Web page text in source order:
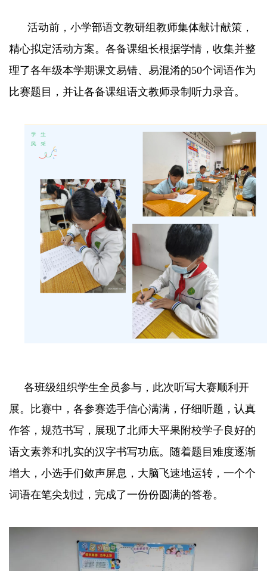
活动前，小学部语文教研组教师集体献计献策，
精心拟定活动方案。各备课组长根据学情，收集并整
理了各年级本学期课文易错、易混淆的50个词语作为
比赛题目，并让各备课组语文教师录制听力录音。
各班级组织学生全员参与，此次听写大赛顺利开
展。比赛中，各参赛选手信心满满，仔细听题，认真
作答，规范书写，展现了北师大平果附校学子良好的
语文素养和扎实的汉字书写功底。随着题目难度逐渐
增大，小选手们敛声屏息，大脑飞速地运转，一个个
词语在笔尖划过，完成了一份份圆满的答卷。